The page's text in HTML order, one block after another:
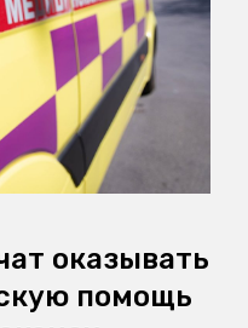
оказывать
помощь